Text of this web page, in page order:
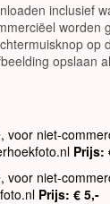
inclusief
worden
op
opslaan
voor niet-
Prijs:
voor niet-
Prijs: € 5,-